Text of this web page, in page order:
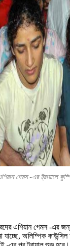
গেমস -এর ট্রায়ালে
এশিয়ান গেমস -এর
অলিম্পিক কাউন্সিল